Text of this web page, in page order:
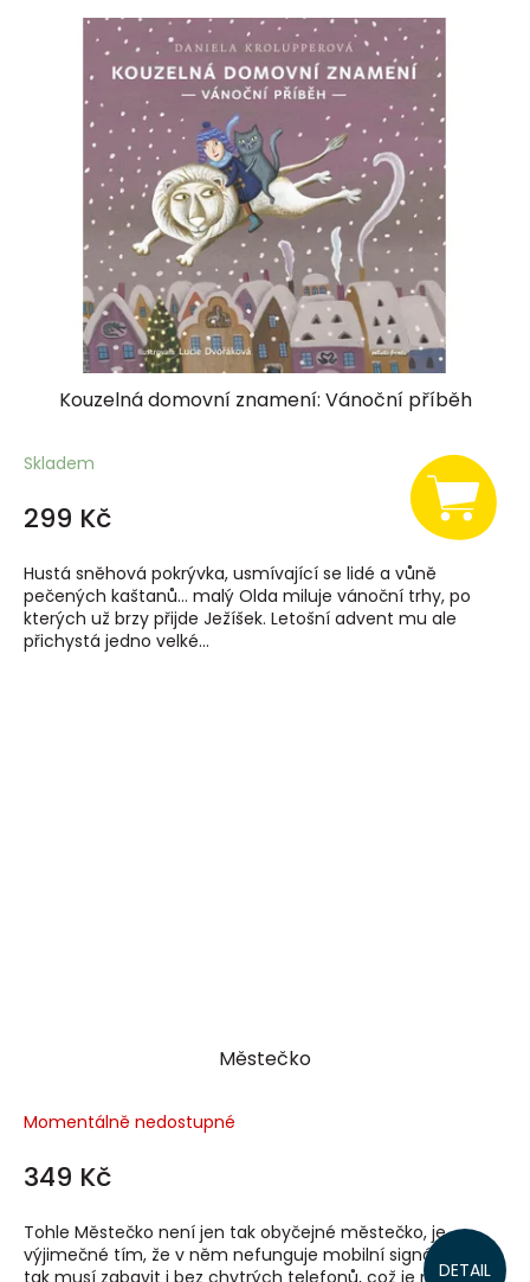
Kouzelná domovní znamení: Vánoční příběh
Skladem
299 Kč
Hustá sněhová pokrývka, usmívající se lidé a vůně
pečených kaštanů… malý Olda miluje vánoční trhy, po
kterých už brzy přijde Ježíšek. Letošní advent mu ale
přichystá jedno velké...
Městečko
Momentálně nedostupné
349 Kč
DETAIL
Tohle Městečko není jen tak obyčejné městečko, je
výjimečné tím, že v něm nefunguje mobilní signál! Děti se
tak musí zabavit i bez chytrých telefonů, což je nejlepší